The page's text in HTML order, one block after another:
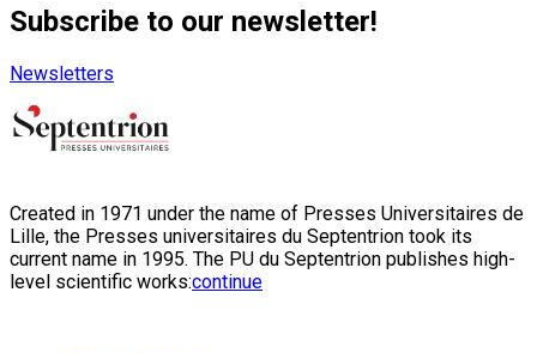
Subscribe to our newsletter!
Newsletters
Created in 1971 under the name of Presses Universitaires de
Lille, the Presses universitaires du Septentrion took its
current name in 1995. The PU du Septentrion publishes high-
level scientific works:continue